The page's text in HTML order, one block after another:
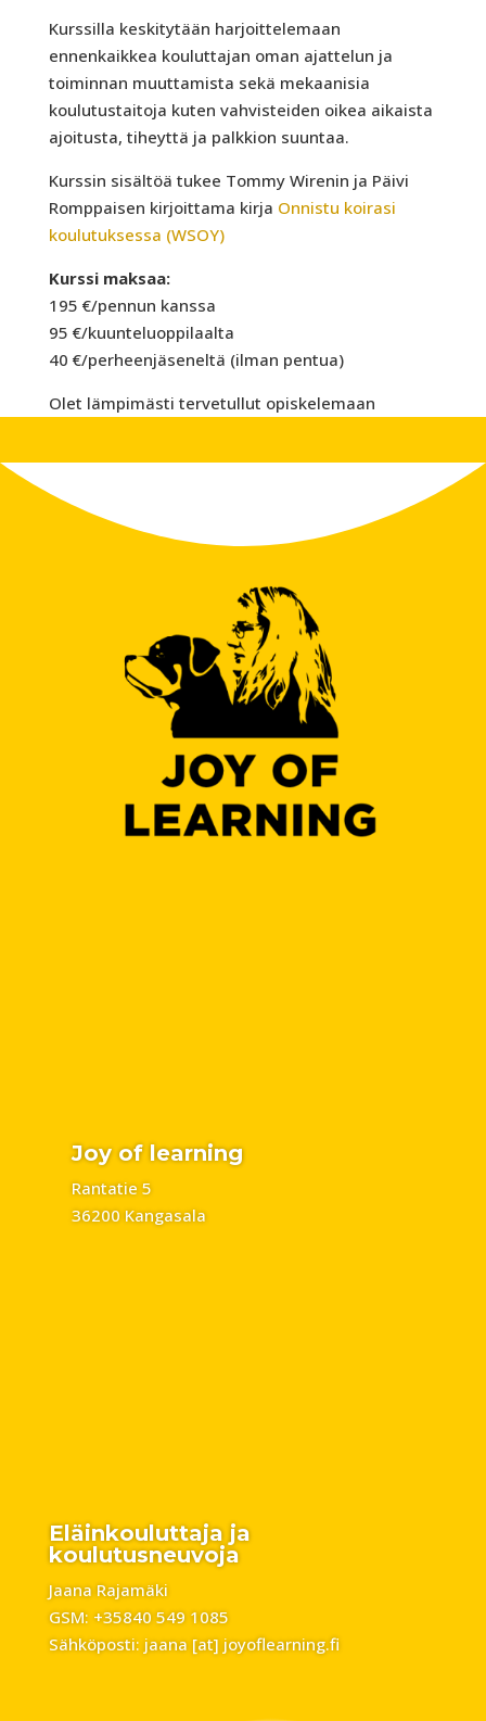
Kurssilla keskitytään harjoittelemaan
ennenkaikkea kouluttajan oman ajattelun ja
toiminnan muuttamista sekä mekaanisia
koulutustaitoja kuten vahvisteiden oikea aikaista
ajoitusta, tiheyttä ja palkkion suuntaa.
Kurssin sisältöä tukee Tommy Wirenin ja Päivi
Romppaisen kirjoittama kirja Onnistu koirasi
koulutuksessa (WSOY)
Kurssi maksaa:
195 €/pennun kanssa
95 €/kuunteluoppilaalta
40 €/perheenjäseneltä (ilman pentua)
Olet lämpimästi tervetullut opiskelemaan
Joy of learning
Rantatie 5
36200 Kangasala
Eläinkouluttaja ja
koulutusneuvoja
Jaana Rajamäki
GSM: +35840 549 1085
Sähköposti: jaana [at] joyoflearning.fi